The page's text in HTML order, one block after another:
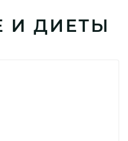
И ДИЕТЫ